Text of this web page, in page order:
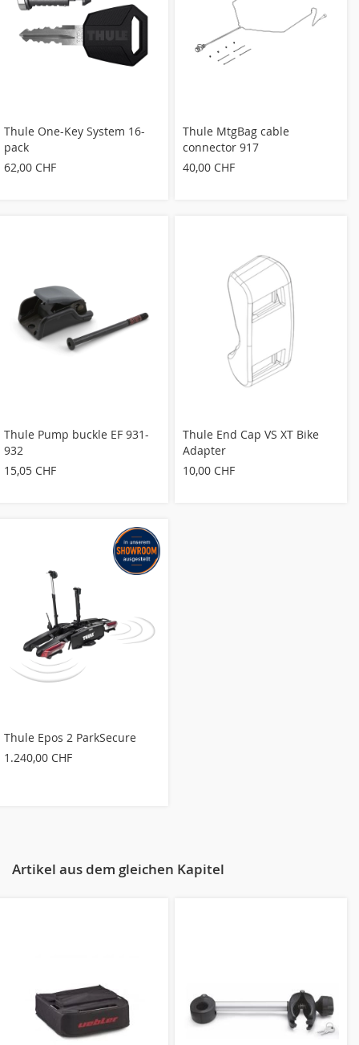
Thule One-Key System 16-
pack
62,00 CHF
Thule MtgBag cable
connector 917
40,00 CHF
Thule Pump buckle EF 931-
932
15,05 CHF
Thule End Cap VS XT Bike
Adapter
10,00 CHF
Thule Epos 2 ParkSecure
1.240,00 CHF
Artikel aus dem gleichen Kapitel